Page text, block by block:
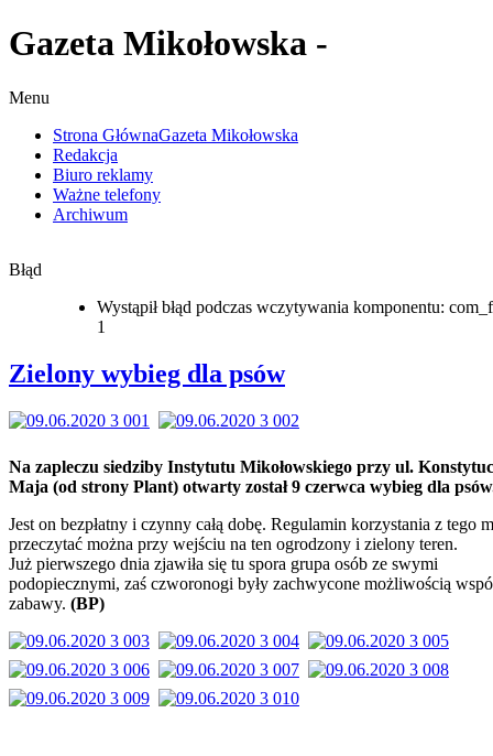
Gazeta Mikołowska -
Menu
Strona GłównaGazeta Mikołowska
Redakcja
Biuro reklamy
Ważne telefony
Archiwum
Błąd
Wystąpił błąd podczas wczytywania komponentu:
1
Zielony wybieg dla psów
Na zapleczu siedziby Instytutu Mikołowskiego przy ul.
Maja (od strony Plant) otwarty został 9 czerwca wybieg dla
Jest on bezpłatny i czynny całą dobę. Regulamin korzystania z tego
przeczytać można przy wejściu na ten ogrodzony i zielony teren.
Już pierwszego dnia zjawiła się tu spora grupa osób ze swymi
podopiecznymi, zaś czworonogi były zachwycone możliwością
zabawy. (BP)